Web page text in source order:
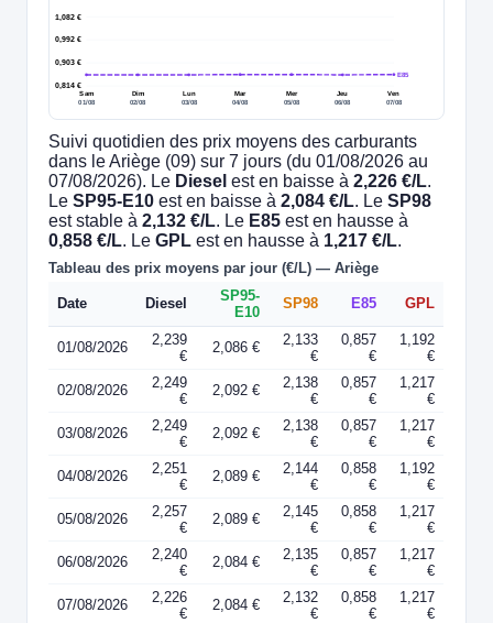
0,814 €
0,903 €
0,992 €
1,082 €
Sam
01/08
Dim
02/08
Lun
03/08
Mar
04/08
Mer
05/08
Jeu
06/08
Ven
07/08
E85
Suivi quotidien des prix moyens des carburants
dans le Ariège (09) sur 7 jours (du 01/08/2026 au
07/08/2026). Le Diesel est en baisse à2,226 €/L.
LeSP95-E10 est en baisse à2,084 €/L. LeSP98
est stable à2,132 €/L. Le E85 est en hausse à
0,858 €/L. LeGPL est en hausse à 1,217 €/L.
Tableau des prix moyens par jour (€/L) — Ariège
Date Diesel
SP95-
E10
SP98 E85 GPL
01/08/2026
2,239
€
2,086 €
2,133
€
0,857
€
1,192
€
02/08/2026
2,249
€
2,092 €
2,138
€
0,857
€
1,217
€
03/08/2026
2,249
€
2,092 €
2,138
€
0,857
€
1,217
€
04/08/2026
2,251
€
2,089 €
2,144
€
0,858
€
1,192
€
05/08/2026
2,257
€
2,089 €
2,145
€
0,858
€
1,217
€
06/08/2026
2,240
€
2,084 €
2,135
€
0,857
€
1,217
€
07/08/2026
2,226
€
2,084 €
2,132
€
0,858
€
1,217
€